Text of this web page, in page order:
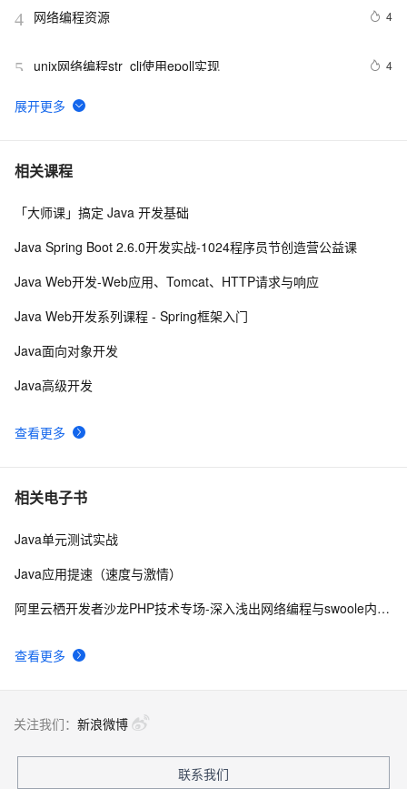
4 网络编程资源 4
5 unix网络编程str_cli使用epoll实现 4
6
Java网络编程从入门到精通（32）：一个非阻塞I/O的例
7 C语言 网络编程(五)Socket和端口
8 Java：网络编程之登陆服务器
127.0.0.1
10C#网络编程(订立协议和发送文件)  - Part.4
相关课程
查看更多
「大师课」搞定 Java 开发基础
Java Spring Boot 2.6.0开发实战-1024程序员节创造营公益课
Java Web开发-Web应用、Tomcat、HTTP请求与响应
Java Web开发系列课程 - Spring框架入门
Java面向对象开发
Java高级开发
相关电子书
查看更多
Java单元测试实战
Java应用提速（速度与激情）
阿里云栖开发者沙龙PHP技术专场-深入浅出网络编程与swoole内核-吴镇宇
关注我们： 新浪微博
联系我们